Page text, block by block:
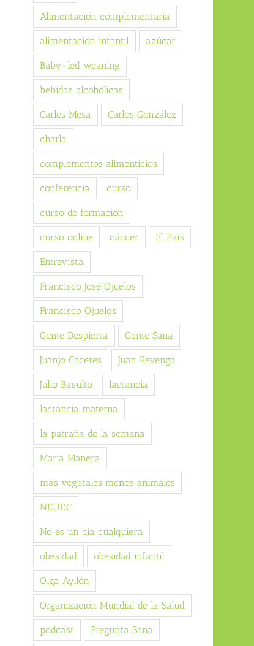
Alimentación complementaria
alimentación infantil azúcar
Baby-led weaning
bebidas alcohólicas
Carles Mesa Carlos González
charla
complementos alimenticios
conferencia curso
curso de formación
curso online cáncer El País
Entrevista
Francisco José Ojuelos
Francisco Ojuelos
Gente Despierta Gente Sana
Juanjo Cáceres Juan Revenga
Julio Basulto lactancia
lactancia materna
la patraña de la semana
Maria Manera
más vegetales menos animales
NEUDC
No es un día cualquiera
obesidad obesidad infantil
Olga Ayllón
Organización Mundial de la Salud
podcast Pregunta Sana